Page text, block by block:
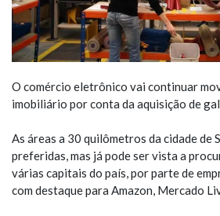
O comércio eletrônico vai continuar
imobiliário por conta da aquisição de
As áreas a 30 quilômetros da cidade de
preferidas, mas já pode ser vista a
várias capitais do país, por parte de
com destaque para Amazon, Mercado